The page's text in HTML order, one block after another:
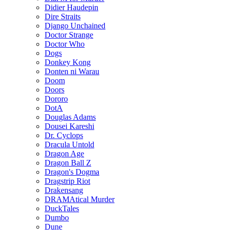
Didier Haudepin
Dire Straits
Django Unchained
Doctor Strange
Doctor Who
Dogs
Donkey Kong
Donten ni Warau
Doom
Doors
Dororo
DotA
Douglas Adams
Dousei Kareshi
Dr. Cyclops
Dracula Untold
Dragon Age
Dragon Ball Z
Dragon's Dogma
Dragstrip Riot
Drakensang
DRAMAtical Murder
DuckTales
Dumbo
Dune